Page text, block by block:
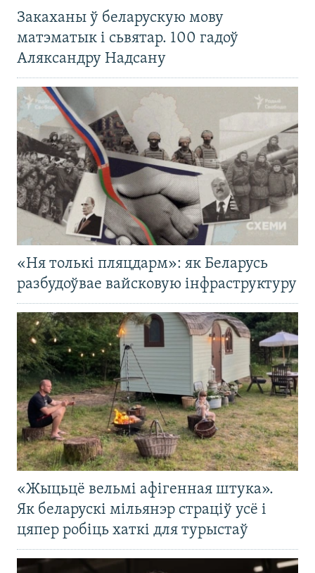
Закаханы ў беларускую мову
матэматык і сьвятар. 100 гадоў
Аляксандру Надсану
«Ня толькі пляцдарм»: як Беларусь
разбудоўвае вайсковую інфраструктуру
«Жыцьцё вельмі афігенная штука».
Як беларускі мільянэр страціў усё і
цяпер робіць хаткі для турыстаў